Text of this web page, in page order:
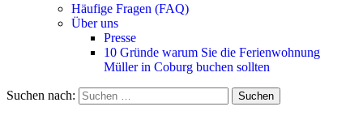
Häufige Fragen (FAQ)
Über uns
Presse
10 Gründe warum Sie die Ferienwohnung
Müller in Coburg buchen sollten
Suchen nach: